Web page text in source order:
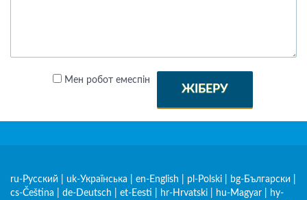
Мен робот емеспін
ЖІБЕРУ
ru-Русский uk-Українська en-English pl-Polski bg-Български
cs-Čeština
de-Deutsch et-Eesti hr-Hrvatski hu-Magyar
hy-